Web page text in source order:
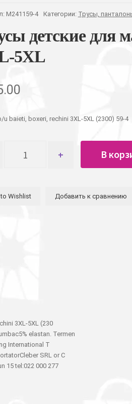
M241159-4 Категории: Трусы,
детские для
5XL
u baieti, boxeri, rechini 3XL-5XL (2300) 59-4
В
Wishlist Добавить к сравнению
3XL-5XL (230
elastan. Termen
International T
SRL or C
15 tel:022 000 277